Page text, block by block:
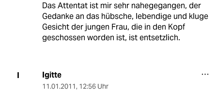
Das Attentat ist mir sehr nahegegangen, der
Gedanke an das hübsche, lebendige und kluge
Gesicht der jungen Frau, die in den Kopf
geschossen worden ist, ist entsetzlich.
I Igitte
11.01.2011, 12:56 Uhr